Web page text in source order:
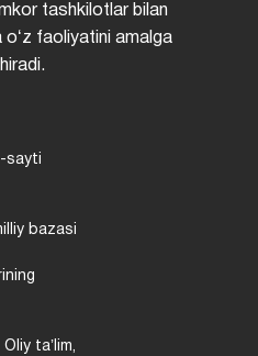
tashkilotlar bilan
oʻz faoliyatini amalga
sayti
bazasi
taʼlim,